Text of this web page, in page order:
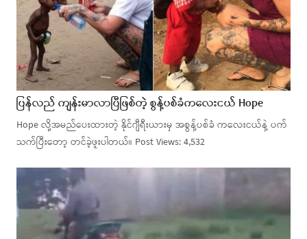
ပြန်လည် ကျန်းမာလာပြီဖြစ်တဲ့ စွန့်ပစ်ခံကလေးငယ် Hope
Hope လို့အမည်ပေးထားတဲ့ နိုင်ဂျီရီးယားမှ အစွန့်ပစ်ခံ ကလေးငယ်နဲ့ ပက်
သက်ပြီးတော့ တင်ခဲ့ဖူးပါတယ်။ Post Views: 4,532